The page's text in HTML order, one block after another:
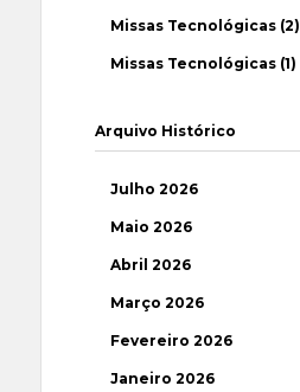
Missas Tecnológicas (2)
Missas Tecnológicas (1)
Arquivo Histórico
Julho 2026
Maio 2026
Abril 2026
Março 2026
Fevereiro 2026
Janeiro 2026